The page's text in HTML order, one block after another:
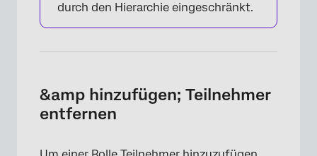
durch den Hierarchie eingeschränkt.
&amp hinzufügen; Teilnehmer
entfernen